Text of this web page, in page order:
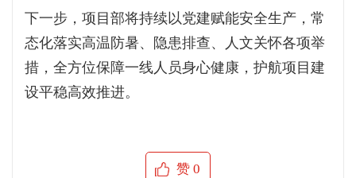
下一步，项目部将持续以党建赋能安全生产，常
态化落实高温防暑、隐患排查、人文关怀各项举
措，全方位保障一线人员身心健康，护航项目建
设平稳高效推进。
赞0